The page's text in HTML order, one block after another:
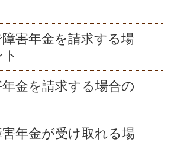
害年金を請求する場
金を請求する場合の
年金が受け取れる場